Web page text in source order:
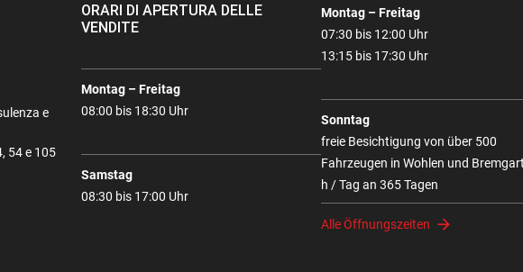
e
54 e 105
ORARI DI APERTURA DELLE
VENDITE
Montag – Freitag
08:00 bis 18:30 Uhr
Samstag
08:30 bis 17:00 Uhr
Montag – Freitag
07:30 bis 12:00 Uhr
13:15 bis 17:30 Uhr
Sonntag
freie Besichtigung von über 500
Fahrzeugen in Wohlen und
h / Tag an 365 Tagen
Alle Öffnungszeiten